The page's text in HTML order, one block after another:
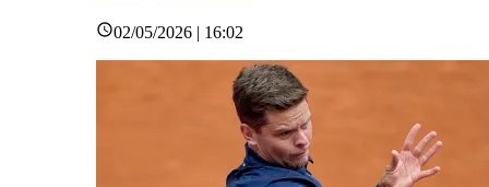
02/05/2026 | 16:02